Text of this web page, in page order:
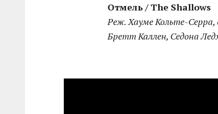
Отмель / The Shallows
Реж. Хауме Кольте-Серра,
Бретт Каллен, Седона